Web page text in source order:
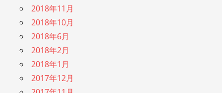
2018年11月
2018年10月
2018年6月
2018年2月
2018年1月
2017年12月